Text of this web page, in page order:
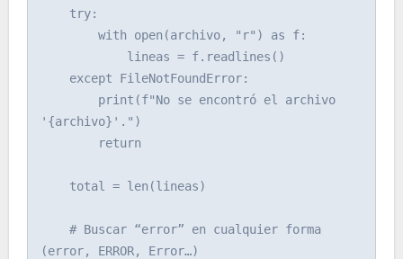
'{archivo}'.")
(error, ERROR, Error…)